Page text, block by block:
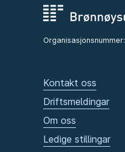
Organisasjonsnummer:
Kontakt oss
Driftsmeldingar
Om oss
Ledige stillingar